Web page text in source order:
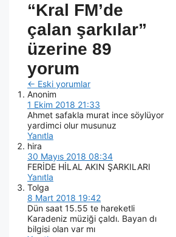
“Kral FM’de
çalan şarkılar”
üzerine 89
yorum
← Eski yorumlar
Anonim
1 Ekim 2018 21:33
Ahmet safakla murat ince söylüyor
yardimci olur musunuz
Yanıtla
hira
30 Mayıs 2018 08:34
FERİDE HİLAL AKIN ŞARKILARI
Yanıtla
Tolga
8 Mart 2018 19:42
Dün saat 15.55 te hareketli
Karadeniz müziği çaldı. Bayan dı
bilgisi olan var mı